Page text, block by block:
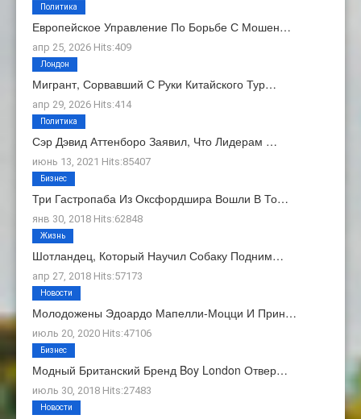
Европейское Управление По Борьбе С Мошен…
апр 25, 2026 Hits:409
Политика
Мигрант, Сорвавший С Руки Китайского Тур…
апр 29, 2026 Hits:414
Лондон
Сэр Дэвид Аттенборо Заявил, Что Лидерам …
июнь 13, 2021 Hits:85407
Политика
Три Гастропаба Из Оксфордшира Вошли В То…
янв 30, 2018 Hits:62848
Бизнес
Шотландец, Который Научил Собаку Подним…
апр 27, 2018 Hits:57173
Жизнь
Молодожены Эдоардо Мапелли-Моцци И Прин…
июль 20, 2020 Hits:47106
Новости
Модный Британский Бренд Boy London Отвер…
июль 30, 2018 Hits:27483
Бизнес
Новости